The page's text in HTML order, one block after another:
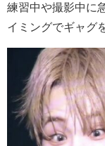
練習中や撮影中に
イミングでギャグ